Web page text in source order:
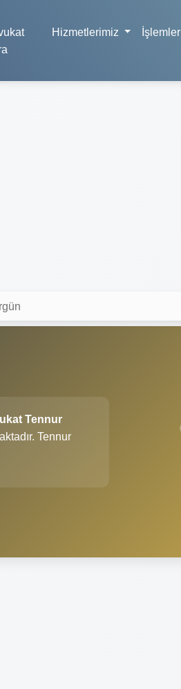
Hizmetlerimiz İşlemler
Tennur
Tennur